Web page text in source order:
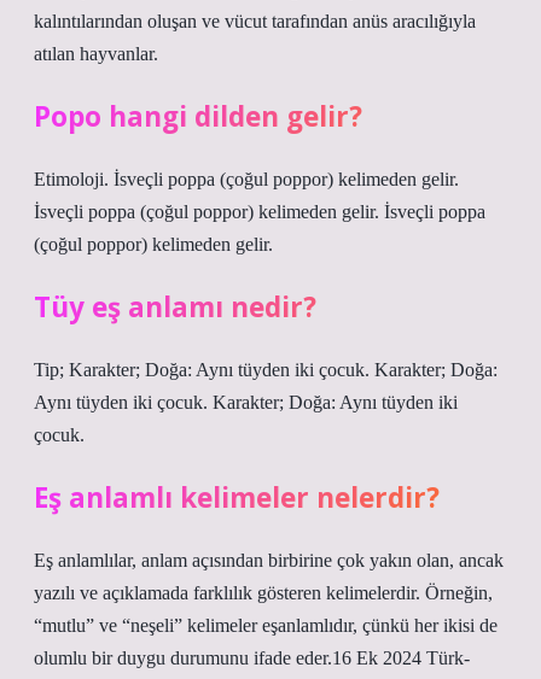
kalıntılarından oluşan ve vücut tarafından anüs aracılığıyla
atılan hayvanlar.
Popo hangi dilden gelir?
Etimoloji. İsveçli poppa (çoğul poppor) kelimeden gelir.
İsveçli poppa (çoğul poppor) kelimeden gelir. İsveçli poppa
(çoğul poppor) kelimeden gelir.
Tüy eş anlamı nedir?
Tip; Karakter; Doğa: Aynı tüyden iki çocuk. Karakter; Doğa:
Aynı tüyden iki çocuk. Karakter; Doğa: Aynı tüyden iki
çocuk.
Eş anlamlı kelimeler nelerdir?
Eş anlamlılar, anlam açısından birbirine çok yakın olan, ancak
yazılı ve açıklamada farklılık gösteren kelimelerdir. Örneğin,
“mutlu” ve “neşeli” kelimeler eşanlamlıdır, çünkü her ikisi de
olumlu bir duygu durumunu ifade eder.16 Ek 2024 Türk-